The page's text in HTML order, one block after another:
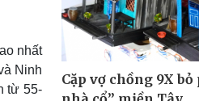
Doanh nghiệp 24h
Doanh nhân
Vì cộng đồng
Tin
Trải
Du lịch
nhất
Ninh
từ 55-
Cặp vợ chồng 9X